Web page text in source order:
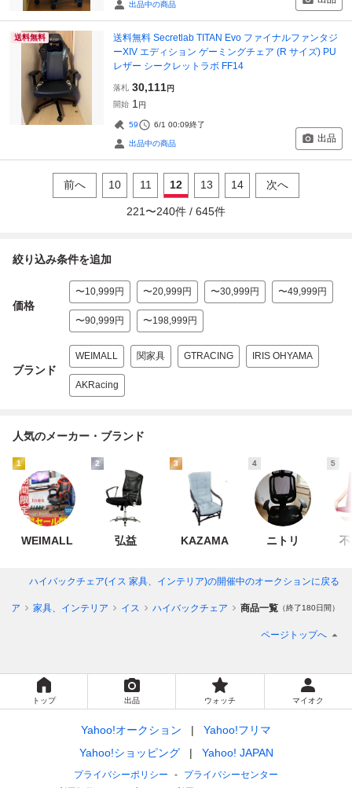
出品中の商品
送料無料
送料無料 Secretlab TITAN Evo ファイナルファンタジ
ーXIV エディション ゲーミングチェア (R サイズ) PU
レザー シークレットラボ FF14
落札 30,111円
開始 1 円
59 6/1 00:09終了
出品中の商品 出品
前へ 10 11 12 13 14 次へ
221 〜240件 / 645件
絞り込み条件を追加
価格
〜10,999円 〜20,999円 〜30,999円 〜49,999円
〜90,999円 〜198,999円
ブランド
WEIMALL 関家具 GTRACING IRIS OHYAMA
AKRacing
人気のメーカー・ブランド
1
WEIMALL
2
弘益
3
KAZAMA
4
ニトリ
5
ハイバックチェア(イス 家具、インテリア)の開催中のオークションに戻る
ア 家具、インテリア イス ハイバックチェア 商品一覧 （終了180日間）
ページトップへ
トップ 出品 ウォッチ マイオク
Yahoo!オークション
Yahoo!フリマ
Yahoo!ショッピング
Yahoo! JAPAN
プライバシーポリシー
プライバシーセンター